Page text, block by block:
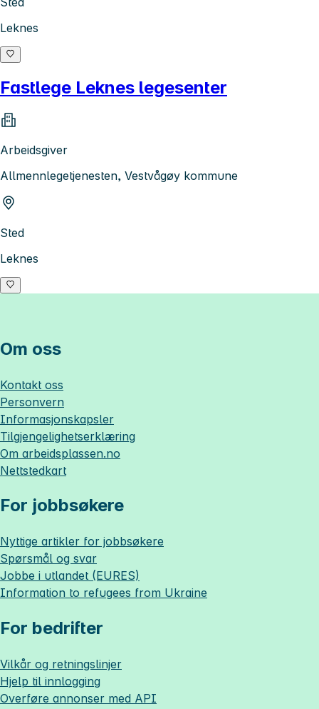
Leknes
Fastlege Leknes legesenter
Arbeidsgiver
Allmennlegetjenesten, Vestvågøy kommune
Sted
Leknes
Om oss
Kontakt oss
Personvern
Informasjonskapsler
Tilgjengelighetserklæring
Om arbeidsplassen.no
Nettstedkart
For jobbsøkere
Nyttige artikler for jobbsøkere
Spørsmål og svar
Jobbe i utlandet (EURES)
Information to refugees from Ukraine
For bedrifter
Vilkår og retningslinjer
Hjelp til innlogging
Overføre annonser med API